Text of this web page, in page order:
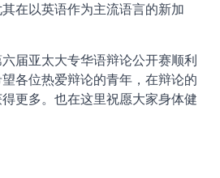
在以英语作为主流语言的新加
届亚太大专华语辩论公开赛顺利
各位热爱辩论的青年，在辩论的
更多。也在这里祝愿大家身体健